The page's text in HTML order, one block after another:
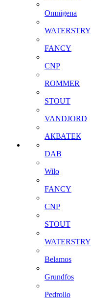
Omnigena
WATERSTRY
FANCY
CNP
ROMMER
STOUT
VANDJORD
АКВАТЕК
DAB
Wilo
FANCY
CNP
STOUT
WATERSTRY
Belamos
Grundfos
Pedrollo